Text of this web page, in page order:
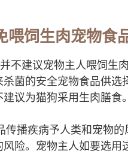
喂饲生肉宠物食
不建议宠物主人喂饲生
菌的安全宠物食品供选
议为猫狗采用生肉膳食。
传播疾病予人类和宠物
险。宠物主人如要选用